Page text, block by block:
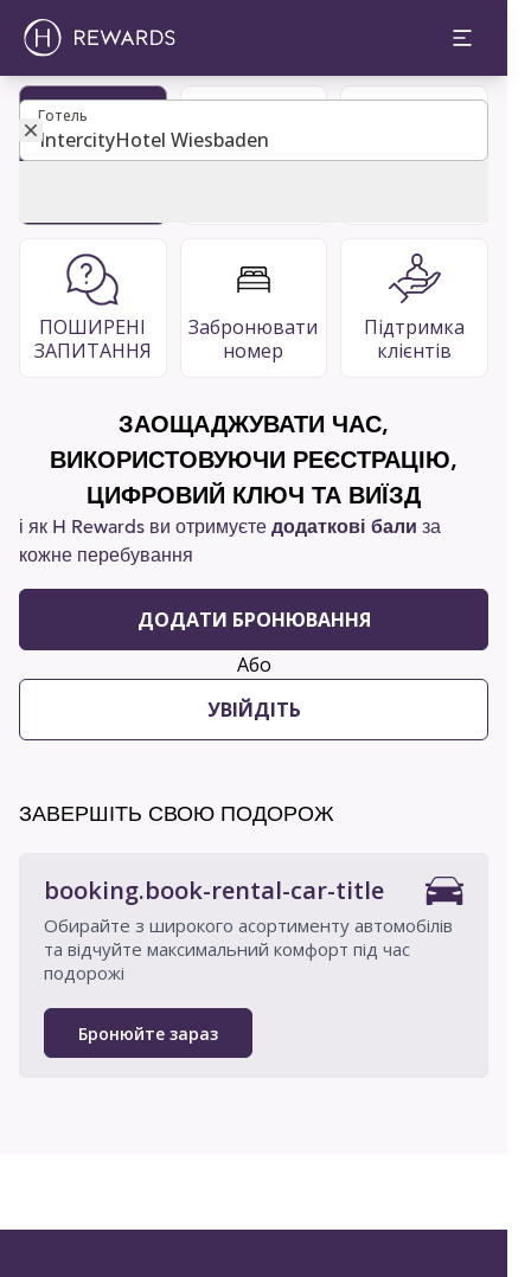
Готель
Готель
ПОШИРЕНІ
ЗАПИТАННЯ
Забронювати
номер
Підтримка
клієнтів
ЗАОЩАДЖУВАТИ ЧАС,
ВИКОРИСТОВУЮЧИ РЕЄСТРАЦІЮ,
ЦИФРОВИЙ КЛЮЧ ТА ВИЇЗД
і як H Rewards ви отримуєте додаткові бали за
кожне перебування
ДОДАТИ БРОНЮВАННЯ
Або
УВІЙДІТЬ
ЗАВЕРШІТЬ СВОЮ ПОДОРОЖ
booking.book-rental-car-title
Обирайте з широкого асортименту автомобілів
та відчуйте максимальний комфорт під час
подорожі
Бронюйте зараз